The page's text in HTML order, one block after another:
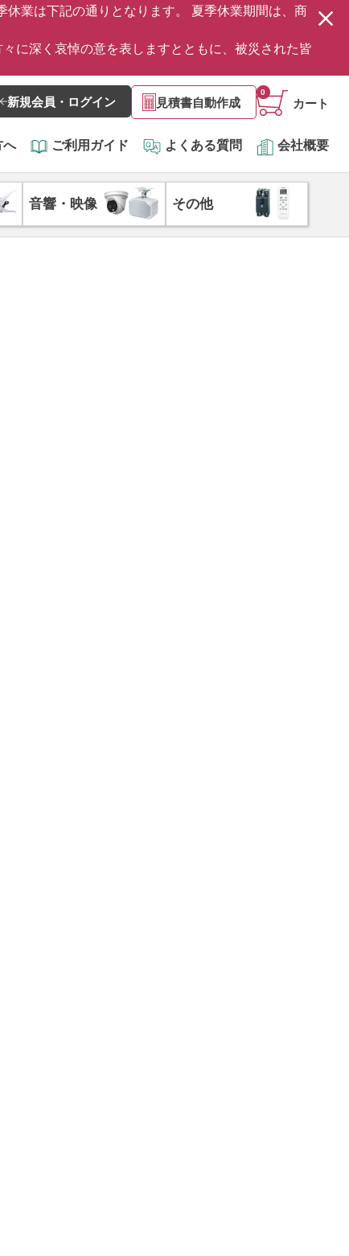
業は下記の通りとなります。 夏季休業期間は、商
に深く哀悼の意を表しますとともに、被災された皆
新規会員・ログイン 見積書自動作成 カート
0
へ ご利用ガイド よくある質問 会社概要
音響・映像 その他